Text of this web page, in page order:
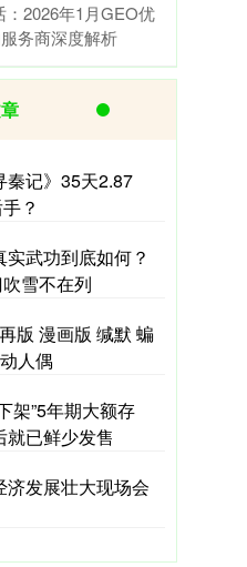
2026年1月GEO优
务商深度解析
秦记》35天2.87
？
武功到底如何？
雪不在列
版 漫画版 缄默 蝙
人偶
架”5年期大额存
已鲜少发售
济发展壮大现场会